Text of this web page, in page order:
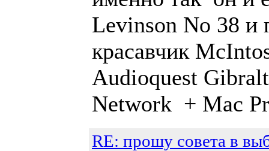
Levinson No 38 и
красавчик
Audioquest
Network + Mac
RE: прошу совета в